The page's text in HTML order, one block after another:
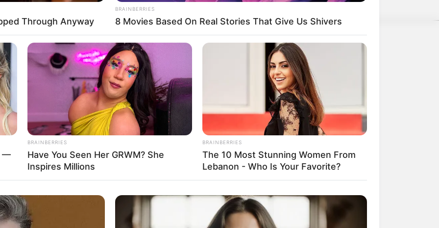
Bilderfreigabe.
schon seit Jahrtausenden bei der Tier- und Pflanzenzucht anwenden, hatte Charles Darwin 1858
Die mussten die Abstammungslehre ja endlich auch mal lernen.
weitere Kalauer
Impressum & Kontakt
Auf Quermania werben
Through Anyway
BRAINBERRIES
8 Movies Based On Real Stories That Give Us Shivers
—
BRAINBERRIES
Have You Seen Her GRWM? She
Inspires Millions
BRAINBERRIES
The 10 Most Stunning Women From
Lebanon - Who Is Your Favorite?